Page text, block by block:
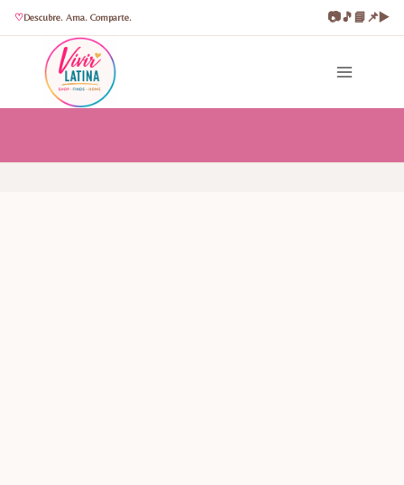
Descubre. Ama. Comparte. 📷🎵📘📌▶️
contenido